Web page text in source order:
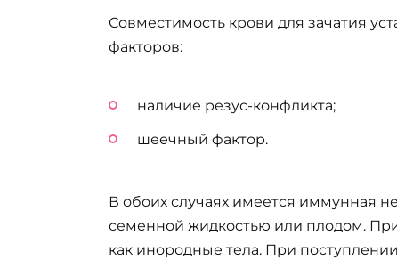
Совместимость крови для зачатия
факторов:
наличие резус-конфликта;
шеечный фактор.
В обоих случаях имеется иммунная
семенной жидкостью или плодом.
как инородные тела. При